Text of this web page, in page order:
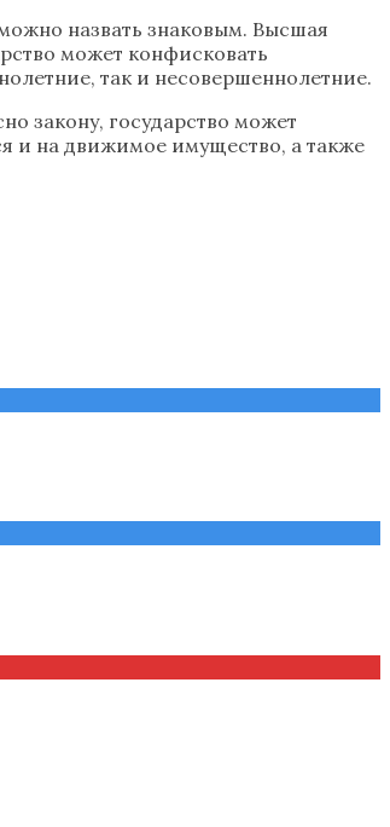
назвать знаковым. Высшая
может конфисковать
так и несовершеннолетние.
закону, государство может
и на движимое имущество, а также